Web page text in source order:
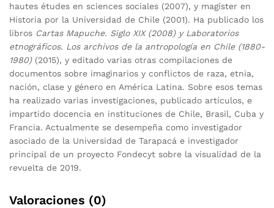
hautes études en sciences sociales (2007), y magíster en
Historia por la Universidad de Chile (2001). Ha publicado los
libros Cartas Mapuche. Siglo XIX (2008) y Laboratorios
etnográficos. Los archivos de la antropología en Chile (1880-
1980)(2015), y editado varias otras compilaciones de
documentos sobre imaginarios y conflictos de raza, etnia,
nación, clase y género en América Latina. Sobre esos temas
ha realizado varias investigaciones, publicado artículos, e
impartido docencia en instituciones de Chile, Brasil, Cuba y
Francia. Actualmente se desempeña como investigador
asociado de la Universidad de Tarapacá e investigador
principal de un proyecto Fondecyt sobre la visualidad de la
revuelta de 2019.
Valoraciones (0)